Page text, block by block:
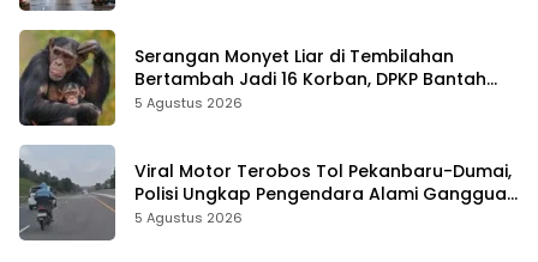
Serangan Monyet Liar di Tembilahan
Bertambah Jadi 16 Korban, DPKP Bantah
Video Gerombolan Viral
5 Agustus 2026
Viral Motor Terobos Tol Pekanbaru-Dumai,
Polisi Ungkap Pengendara Alami Gangguan
Usai Kecelakaan
5 Agustus 2026